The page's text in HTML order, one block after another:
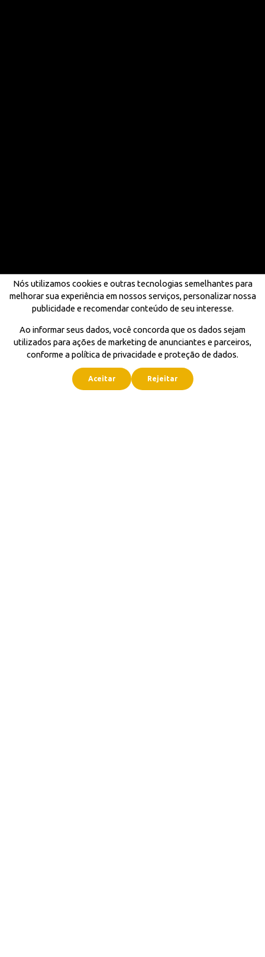
Nós utilizamos cookies e outras tecnologias semelhantes para
melhorar sua experiência em nossos serviços, personalizar nossa
publicidade e recomendar conteúdo de seu interesse.
Ao informar seus dados, você concorda que os dados sejam
utilizados para ações de marketing de anunciantes e parceiros,
conforme a política de privacidade e proteção de dados.
Aceitar Rejeitar